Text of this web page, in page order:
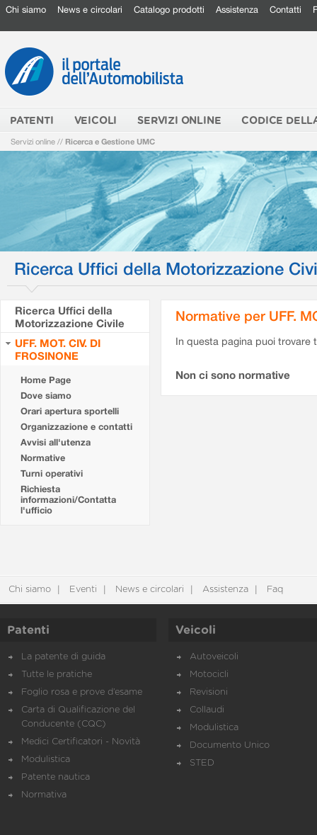
Chi siamo News e circolari Catalogo prodotti Assistenza Contatti
PATENTI VEICOLI SERVIZI ONLINE CODICE
Servizi online // Ricerca e Gestione UMC
Ricerca Uffici della Motorizzazione
Ricerca Uffici della
Motorizzazione Civile
UFF. MOT. CIV. DI
FROSINONE
Home Page
Dove siamo
Orari apertura sportelli
Organizzazione e contatti
Avvisi all'utenza
Normative
Turni operativi
Richiesta
informazioni/Contatta
l'ufficio
Normative per UFF.
In questa pagina puoi
Non ci sono normative
Chi siamo Eventi News e circolari Assistenza Faq
Patenti
La patente di guida
Tutte le pratiche
Foglio rosa e prove d’esame
Carta di Qualificazione del
Conducente (CQC)
Medici Certificatori - Novità
Modulistica
Patente nautica
Normativa
Veicoli
Autoveicoli
Motocicli
Revisioni
Collaudi
Modulistica
Documento Unico
STED